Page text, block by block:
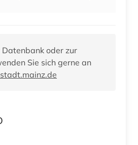
Datenbank oder zur
Sie sich gerne an